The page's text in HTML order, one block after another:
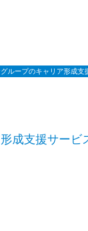
ループのキャリア形成支
成支援サー